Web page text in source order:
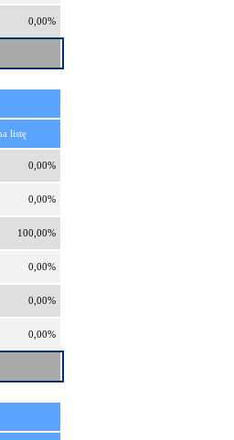
0,00%
listę
0,00%
0,00%
100,00%
0,00%
0,00%
0,00%